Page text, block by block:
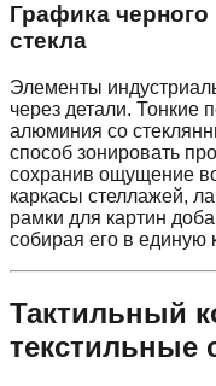
Графика черного
стекла
Элементы
через детали. Тонкие
алюминия со
способ зонировать
сохранив ощущение
каркасы стеллажей,
рамки для картин
собирая его в единую
Тактильный
текстильные